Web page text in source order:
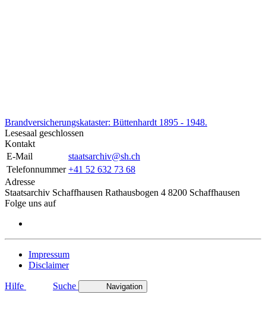
Brandversicherungskataster: Büttenhardt 1895 - 1948.
Lesesaal geschlossen
Kontakt
E-Mail
staatsarchiv@sh.ch
Telefonnummer +41 52 632 73 68
Adresse
Staatsarchiv Schaffhausen Rathausbogen 4 8200 Schaffhausen
Folge uns auf
Impressum
Disclaimer
Hilfe Suche Navigation